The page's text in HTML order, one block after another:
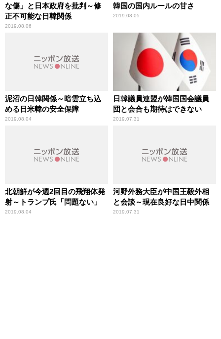
な傷」と日本政府を批判～修
正不可能な日韓関係
2019.08.06
韓国の国内ルールの甘さ
2019.08.05
泥沼の日韓関係～暗雲立ち込
める日米韓の安全保障
2019.08.04
日韓議員連盟が韓国国会議員
団と会合も期待はできない
2019.07.31
北朝鮮が今週2回目の飛翔体発
射～トランプ氏「問題ない」
2019.08.04
河野外務大臣が中国王毅外相
と会談～現在良好な日中関係
2019.07.31